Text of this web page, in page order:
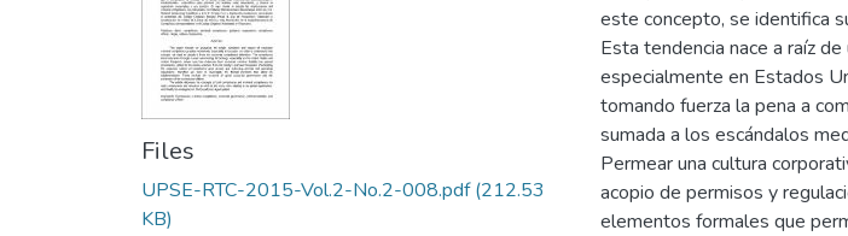
Files
UPSE-RTC-2015-Vol.2-No.2-008.pdf(212.53
KB)
este concepto, se identifica
Esta tendencia nace a raíz
especialmente en Estados
tomando fuerza la pena a
sumada a los escándalos
Permear una cultura
acopio de permisos y
elementos formales que